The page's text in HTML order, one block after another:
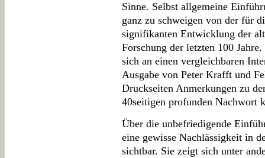
Sinne. Selbst allgemeine
ganz zu schweigen von der für
signifikanten Entwicklung der
Forschung der letzten 100
sich an einen vergleichbaren
Ausgabe von Peter Krafft und
Druckseiten Anmerkungen zu
40seitigen profunden Nachwort
Über die unbefriedigende
eine gewisse Nachlässigkeit in
sichtbar. Sie zeigt sich unter